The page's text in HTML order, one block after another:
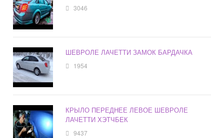
3046
ШЕВРОЛЕ ЛАЧЕТТИ ЗАМОК БАРДАЧКА
1954
КРЫЛО ПЕРЕДНЕЕ ЛЕВОЕ ШЕВРОЛЕ
ЛАЧЕТТИ ХЭТЧБЕК
9437